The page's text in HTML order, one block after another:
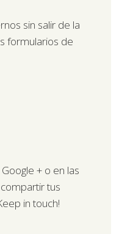
sin salir de la
formularios de
+ o en las
tus
in touch!